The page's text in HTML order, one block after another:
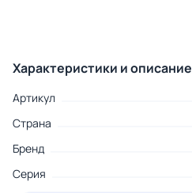
Характеристики и описание
Артикул
Страна
Бренд
Серия